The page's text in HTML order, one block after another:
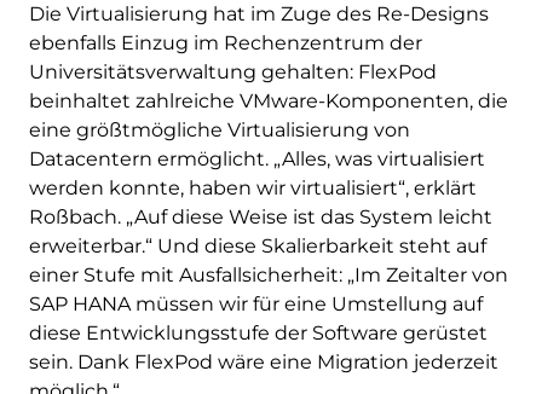
Die Virtualisierung hat im Zuge des Re-Designs
ebenfalls Einzug im Rechenzentrum der
Universitätsverwaltung gehalten: FlexPod
beinhaltet zahlreiche VMware-Komponenten, die
eine größtmögliche Virtualisierung von
Datacentern ermöglicht. „Alles, was virtualisiert
werden konnte, haben wir virtualisiert“, erklärt
Roßbach. „Auf diese Weise ist das System leicht
erweiterbar.“ Und diese Skalierbarkeit steht auf
einer Stufe mit Ausfallsicherheit: „Im Zeitalter von
SAP HANA müssen wir für eine Umstellung auf
diese Entwicklungsstufe der Software gerüstet
sein. Dank FlexPod wäre eine Migration jederzeit